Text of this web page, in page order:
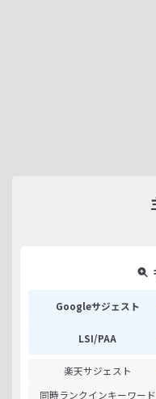
Googleサジェスト
LSI/PAA
楽天サジェスト
同時ランクインキーワード